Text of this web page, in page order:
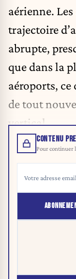
aérienne.
trajectoire
abrupte,
que dans la
aéroports,
de tout
vertical.
CONTENU
Pour continuer